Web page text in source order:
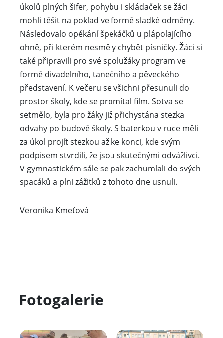
úkolů plných šifer, pohybu i skládaček se žáci
mohli těšit na poklad ve formě sladké odměny.
Následovalo opékání špekáčků u plápolajícího
ohně, při kterém nesměly chybět písničky. Žáci si
také připravili pro své spolužáky program ve
formě divadelního, tanečního a pěveckého
představení. K večeru se všichni přesunuli do
prostor školy, kde se promítal film. Sotva se
setmělo, byla pro žáky již přichystána stezka
odvahy po budově školy. S baterkou v ruce měli
za úkol projít stezkou až ke konci, kde svým
podpisem stvrdili, že jsou skutečnými odvážlivci.
V gymnastickém sále se pak zachumlali do svých
spacáků a plni zážitků z tohoto dne usnuli.
Veronika Kmeťová
Fotogalerie